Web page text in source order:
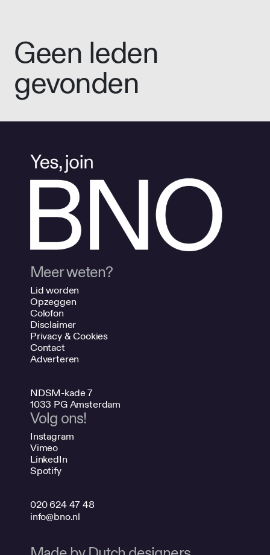
Geen leden
gevonden
Meer weten?
Lid worden
Opzeggen
Colofon
Disclaimer
Privacy & Cookies
Contact
Adverteren
NDSM-kade 7
1033 PG Amsterdam
Volg ons!
Instagram
Vimeo
LinkedIn
Spotify
020 624 47 48
info@bno.nl